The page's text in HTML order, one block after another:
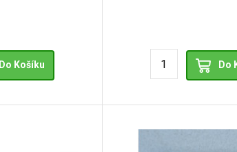
Do Košíku Do